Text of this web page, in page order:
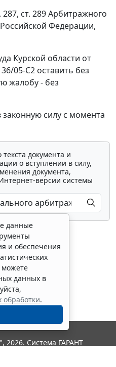
287, ст. 289Арбитражного
Федерации,
Курской области от
05-С2 оставить без
жалобу - без
законную силу с момента
документа и
о вступлении в силу,
документа,
версии системы
материалы
данные
и обеспечения
можете
данных в
обработки.
Система ГАРАНТ